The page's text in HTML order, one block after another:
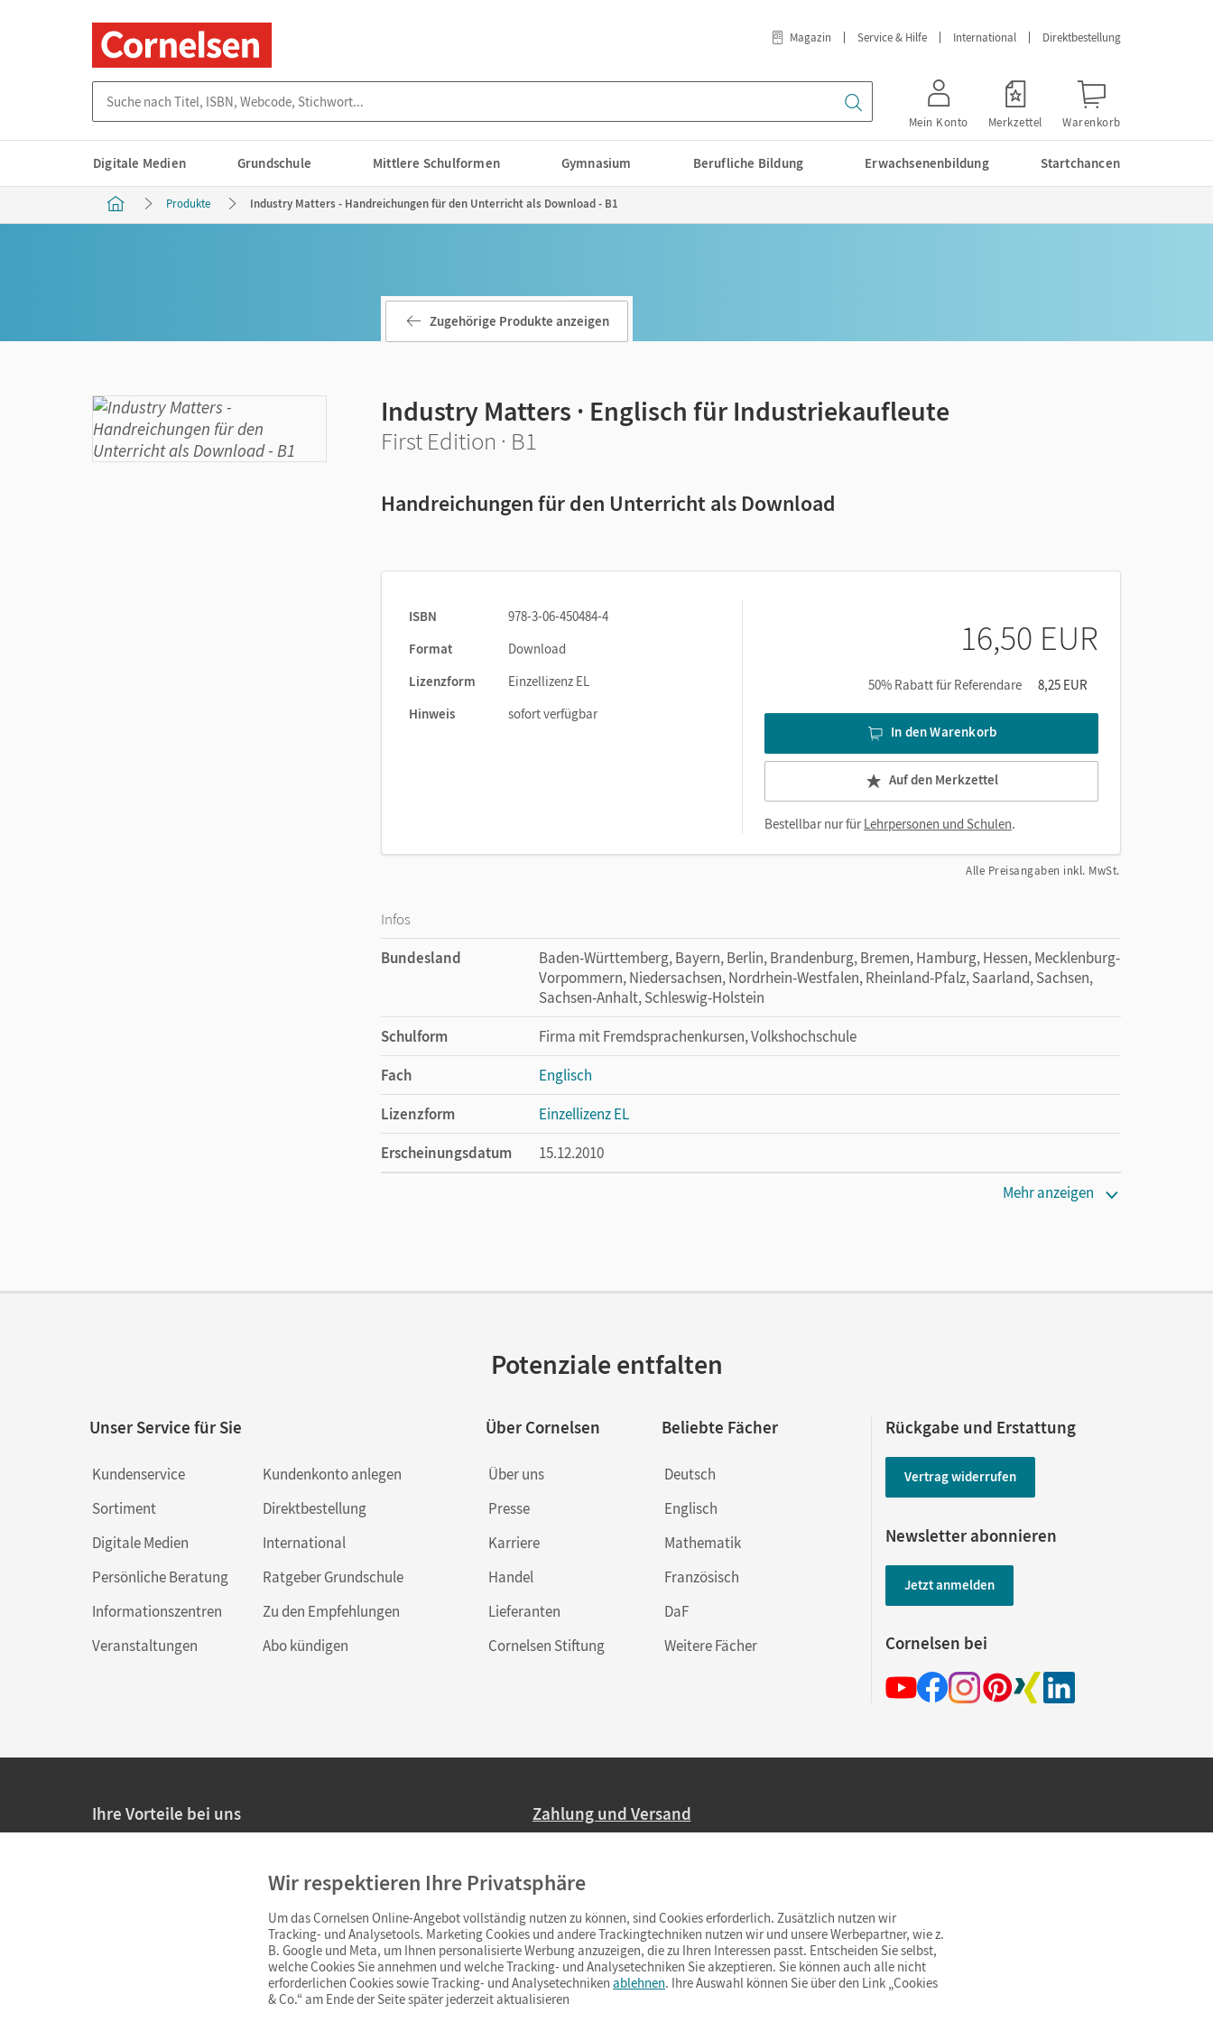
Magazin Service & Hilfe International Direktbestellung
Mein Konto Merkzettel Warenkorb
Digitale Medien Grundschule Mittlere Schulformen Gymnasium Berufliche Bildung Erwachsenenbildung Startchancen
Produkte Industry Matters - Handreichungen für den Unterricht als Download - B1
Zugehörige Produkte anzeigen
Industry Matters · Englisch für Industriekaufleute
First Edition · B1
Handreichungen für den Unterricht als Download
ISBN
978-3-06-450484-4
Format
Download
Lizenzform
Einzellizenz EL
Hinweis
sofort verfügbar
16,50 EUR
50% Rabatt für Referendare 8,25 EUR
In den Warenkorb
Auf den Merkzettel
Bestellbar nur fürLehrpersonen und Schulen.
Alle Preisangaben inkl. MwSt.
Infos
Bundesland
Baden-Württemberg, Bayern, Berlin, Brandenburg, Bremen, Hamburg, Hessen, Mecklenburg-
Vorpommern, Niedersachsen, Nordrhein-Westfalen, Rheinland-Pfalz, Saarland, Sachsen,
Sachsen-Anhalt, Schleswig-Holstein
Schulform
Firma mit Fremdsprachenkursen, Volkshochschule
Fach
Englisch
Lizenzform
Einzellizenz EL
Erscheinungsdatum
15.12.2010
Mehr anzeigen
Potenziale entfalten
Unser Service für Sie
Kundenservice
Sortiment
Digitale Medien
Persönliche Beratung
Informationszentren
Veranstaltungen
Kundenkonto anlegen
Direktbestellung
International
Ratgeber Grundschule
Zu den Empfehlungen
Abo kündigen
Über Cornelsen
Über uns
Presse
Karriere
Handel
Lieferanten
Cornelsen Stiftung
Beliebte Fächer
Deutsch
Englisch
Mathematik
Französisch
DaF
Weitere Fächer
Rückgabe und Erstattung
Vertrag widerrufen
Newsletter abonnieren
Jetzt anmelden
Cornelsen bei
Ihre Vorteile bei uns
Persönliche Angebote für Lehrkräfte
Sicheres Einkaufen mit SSL-Verschlüsselung
Widerrufsfristvon 4 Wochen
Schnelle und einfache Retourenabwicklung
Zahlung und Versand
Ab 59,– EUR Bestellwert liefern wir versandkostenfrei innerhalb Deutschlands
(Lieferung in 3–6 Tagen).
Wir respektieren Ihre Privatsphäre
Um das Cornelsen Online-Angebot vollständig nutzen zu können, sind Cookies erforderlich. Zusätzlich nutzen wir
Tracking- und Analysetools. Marketing Cookies und andere Trackingtechniken nutzen wir und unsere Werbepartner, wie z.
B. Google und Meta, um Ihnen personalisierte Werbung anzuzeigen, die zu Ihren Interessen passt. Entscheiden Sie selbst,
welche Cookies Sie annehmen und welche Tracking- und Analysetechniken Sie akzeptieren. Sie können auch alle nicht
erforderlichen Cookies sowie Tracking- und Analysetechniken ablehnen. Ihre Auswahl können Sie über den Link „Cookies
& Co.“ am Ende der Seite später jederzeit aktualisieren